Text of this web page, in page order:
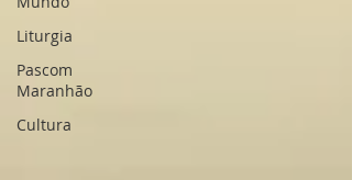
Liturgia
Pascom
Maranhão
Cultura